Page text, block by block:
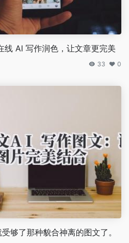
线 AI 写作润色，让文章更完美
33 0
够了那种貌合神离的图文了。